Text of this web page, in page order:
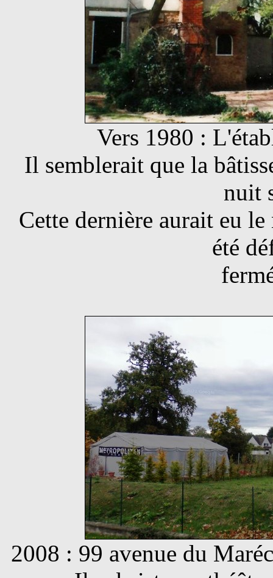
Vers 1980 :
Il semblerait que la
nuit
Cette dernière aurait eu
été
2008 : 99 avenue du